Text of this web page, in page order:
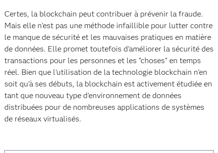
Certes, la blockchain peut contribuer à prévenir la fraude.
Mais elle n'est pas une méthode infaillible pour lutter contre
le manque de sécurité et les mauvaises pratiques en matière
de données. Elle promet toutefois d'améliorer la sécurité des
transactions pour les personnes et les "choses" en temps
réel. Bien que l'utilisation de la technologie blockchain n'en
soit qu'à ses débuts, la blockchain est activement étudiée en
tant que nouveau type d'environnement de données
distribuées pour de nombreuses applications de systèmes
de réseaux virtualisés.